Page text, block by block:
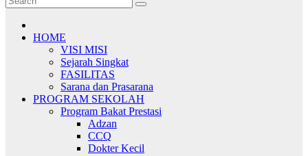
HOME
VISI MISI
Sejarah Singkat
FASILITAS
Sarana dan Prasarana
PROGRAM SEKOLAH
Program Bakat Prestasi
Adzan
CCQ
Dokter Kecil